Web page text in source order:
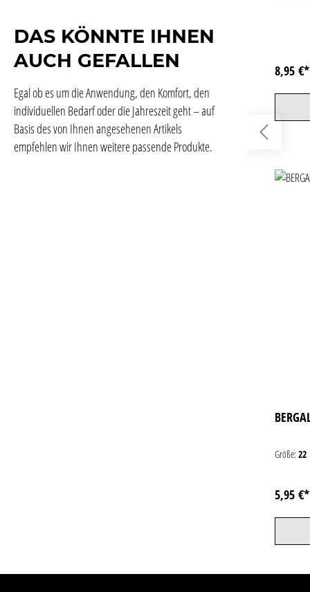
DAS KÖNNTE IHNEN
AUCH GEFALLEN
Egal ob es um die Anwendung, den Komfort, den
individuellen Bedarf oder die Jahreszeit geht – auf
Basis des von Ihnen angesehenen Artikels
empfehlen wir Ihnen weitere passende Produkte.
8,95 €*
Größe: 22
5,95 €*